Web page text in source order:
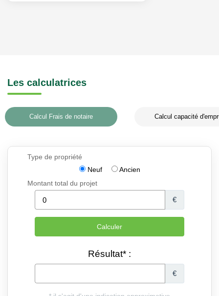
Les calculatrices
Calcul Frais de notaire Calcul capacité